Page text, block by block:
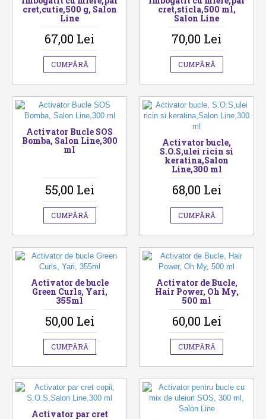
cret,cutie,500 g, Salon
Line
67,00 Lei
CUMPĂRĂ
cret,sticla,500 ml,
Salon Line
70,00 Lei
CUMPĂRĂ
Activator Bucle SOS
Bomba, Salon Line,300
ml
55,00 Lei
CUMPĂRĂ
Activator bucle,
S.O.S,ulei ricin si
keratina,Salon
Line,300 ml
68,00 Lei
CUMPĂRĂ
Activator de bucle
Green Curls, Yari,
355ml
50,00 Lei
CUMPĂRĂ
Activator de Bucle,
Hair Power, Oh My,
500 ml
60,00 Lei
CUMPĂRĂ
Activator par cret